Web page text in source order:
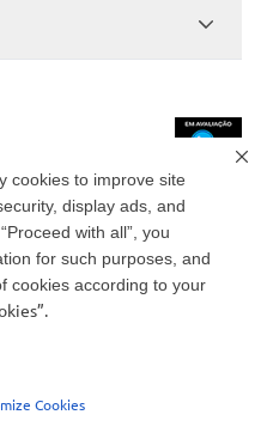
cookies to improve site
display ads, and
with all”, you
for such purposes, and
cookies according to your
Cookies
Ltda Via de Acesso Norte, Km 38,
SP | CEP 07789-100 | CNPJ:
Ltda: Avenida das Nações Unidas,
- Vila Gertrudes, São Paulo, SP |
50
Avenida Tucunaré, 125 -